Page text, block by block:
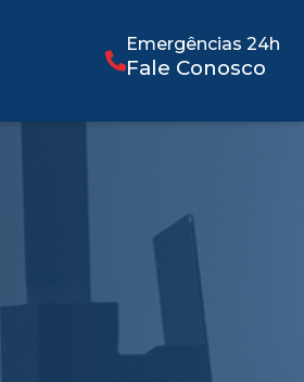
Emergências 24h
Fale Conosco